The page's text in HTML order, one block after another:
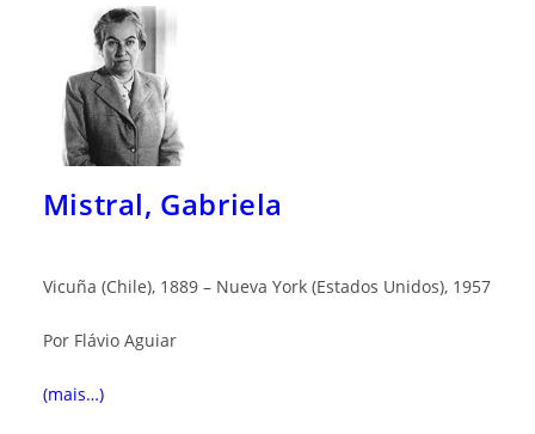
Mistral, Gabriela
Vicuña (Chile), 1889 – Nueva York (Estados Unidos), 1957
Por Flávio Aguiar
(mais…)